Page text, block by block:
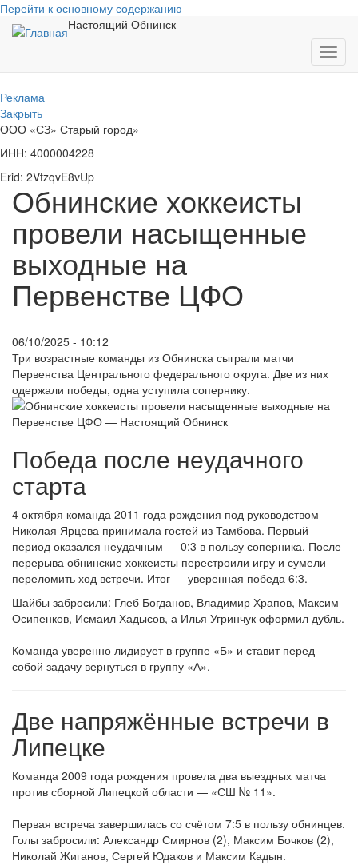
Перейти к основному содержанию
Настоящий Обнинск
Реклама
Закрыть
ООО «СЗ» Старый город»
ИНН: 4000004228
Erid: 2VtzqvE8vUp
Обнинские хоккеисты
провели насыщенные
выходные на
Первенстве ЦФО
06/10/2025 - 10:12
Три возрастные команды из Обнинска сыграли матчи
Первенства Центрального федерального округа. Две из них
одержали победы, одна уступила сопернику.
Победа после неудачного
старта
4 октября команда 2011 года рождения под руководством
Николая Ярцева принимала гостей из Тамбова. Первый
период оказался неудачным — 0:3 в пользу соперника. После
перерыва обнинские хоккеисты перестроили игру и сумели
переломить ход встречи. Итог — уверенная победа 6:3.
Шайбы забросили: Глеб Богданов, Владимир Храпов, Максим
Осипенков, Исмаил Хадысов, а Илья Угринчук оформил дубль.
Команда уверенно лидирует в группе «Б» и ставит перед
собой задачу вернуться в группу «А».
Две напряжённые встречи в
Липецке
Команда 2009 года рождения провела два выездных матча
против сборной Липецкой области — «СШ № 11».
Первая встреча завершилась со счётом 7:5 в пользу обнинцев.
Голы забросили: Александр Смирнов (2), Максим Бочков (2),
Николай Жиганов, Сергей Юдаков и Максим Кадын.